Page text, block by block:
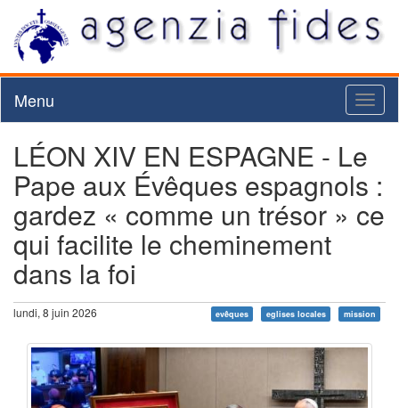
Menu
LÉON XIV EN ESPAGNE - Le
Pape aux Évêques espagnols :
gardez « comme un trésor » ce
qui facilite le cheminement
dans la foi
lundi, 8 juin 2026 evêques eglises locales mission